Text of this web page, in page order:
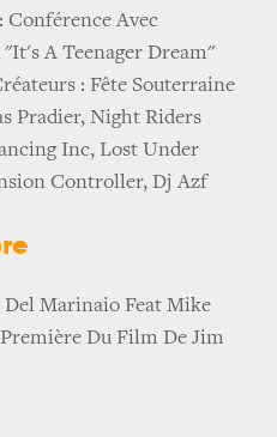
Conférence Avec
A Teenager Dream"
: Fête Souterraine
Pradier, Night Riders
Inc, Lost Under
Controller, Dj Azf
Del Marinaio Feat Mike
Du Film De Jim